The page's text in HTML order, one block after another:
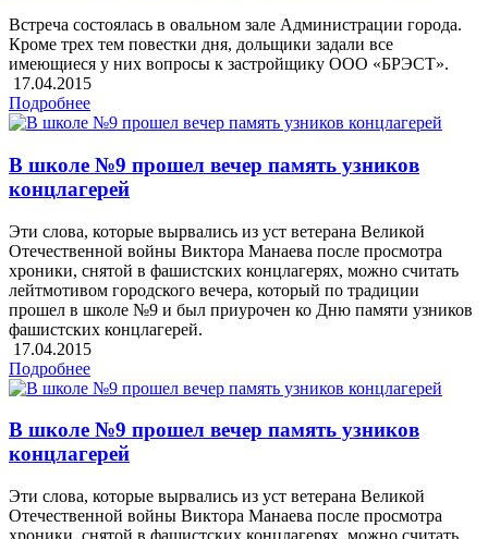
Встреча состоялась в овальном зале Администрации города.
Кроме трех тем повестки дня, дольщики задали все
имеющиеся у них вопросы к застройщику ООО «БРЭСТ».
17.04.2015
Подробнее
В школе №9 прошел вечер память узников
концлагерей
Эти слова, которые вырвались из уст ветерана Великой
Отечественной войны Виктора Манаева после просмотра
хроники, снятой в фашистских концлагерях, можно считать
лейтмотивом городского вечера, который по традиции
прошел в школе №9 и был приурочен ко Дню памяти узников
фашистских концлагерей.
17.04.2015
Подробнее
В школе №9 прошел вечер память узников
концлагерей
Эти слова, которые вырвались из уст ветерана Великой
Отечественной войны Виктора Манаева после просмотра